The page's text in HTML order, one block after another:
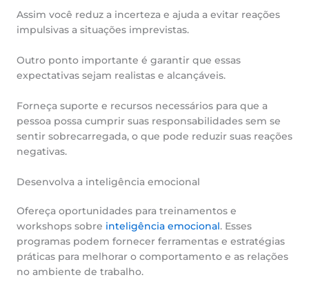
Assim você reduz a incerteza e ajuda a evitar reações
impulsivas a situações imprevistas.
Outro ponto importante é garantir que essas
expectativas sejam realistas e alcançáveis.
Forneça suporte e recursos necessários para que a
pessoa possa cumprir suas responsabilidades sem se
sentir sobrecarregada, o que pode reduzir suas reações
negativas.
Desenvolva a inteligência emocional
Ofereça oportunidades para treinamentos e
workshops sobre inteligência emocional. Esses
programas podem fornecer ferramentas e estratégias
práticas para melhorar o comportamento e as relações
no ambiente de trabalho.